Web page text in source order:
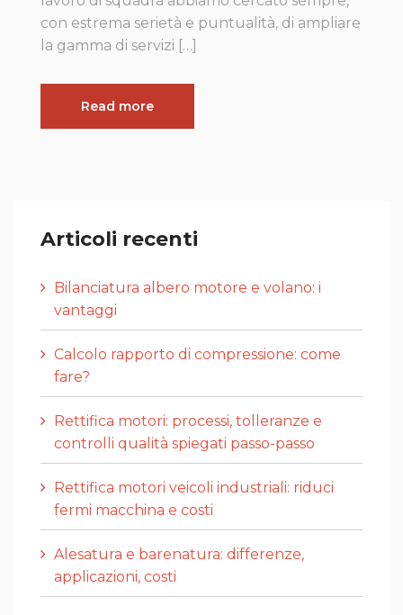
con estrema serietà e puntualità, di ampliare
la gamma di servizi […]
Read more
Articoli recenti
Bilanciatura albero motore e volano: i
vantaggi
Calcolo rapporto di compressione: come
fare?
Rettifica motori: processi, tolleranze e
controlli qualità spiegati passo-passo
Rettifica motori veicoli industriali: riduci
fermi macchina e costi
Alesatura e barenatura: differenze,
applicazioni, costi